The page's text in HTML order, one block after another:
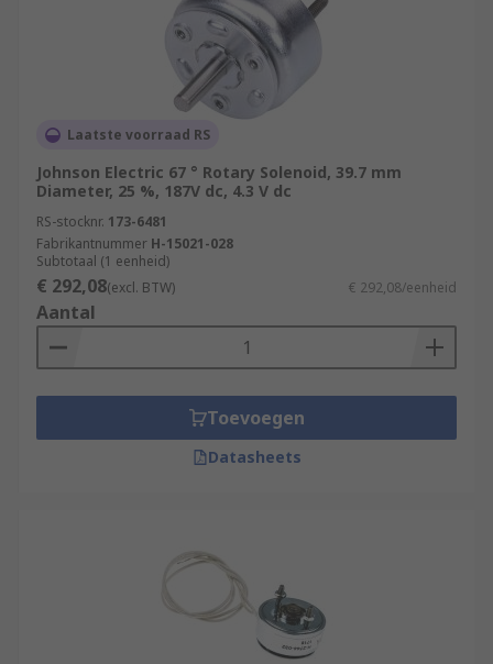
Laatste voorraad RS
Johnson Electric 67 ° Rotary Solenoid, 39.7 mm
Diameter, 25 %, 187V dc, 4.3 V dc
RS-stocknr. 173-6481
Fabrikantnummer H-15021-028
Subtotaal (1 eenheid)
€ 292,08(excl. BTW) € 292,08/eenheid
Aantal
Toevoegen
Datasheets